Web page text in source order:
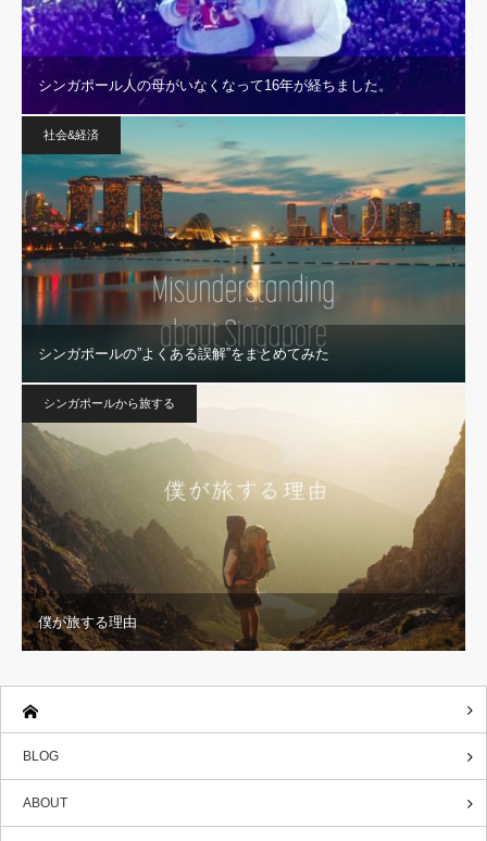
シンガポール人の母がいなくなって16年が経ちました。
社会&経済
シンガポールの”よくある誤解”をまとめてみた
シンガポールから旅する
僕が旅する理由
BLOG
ABOUT